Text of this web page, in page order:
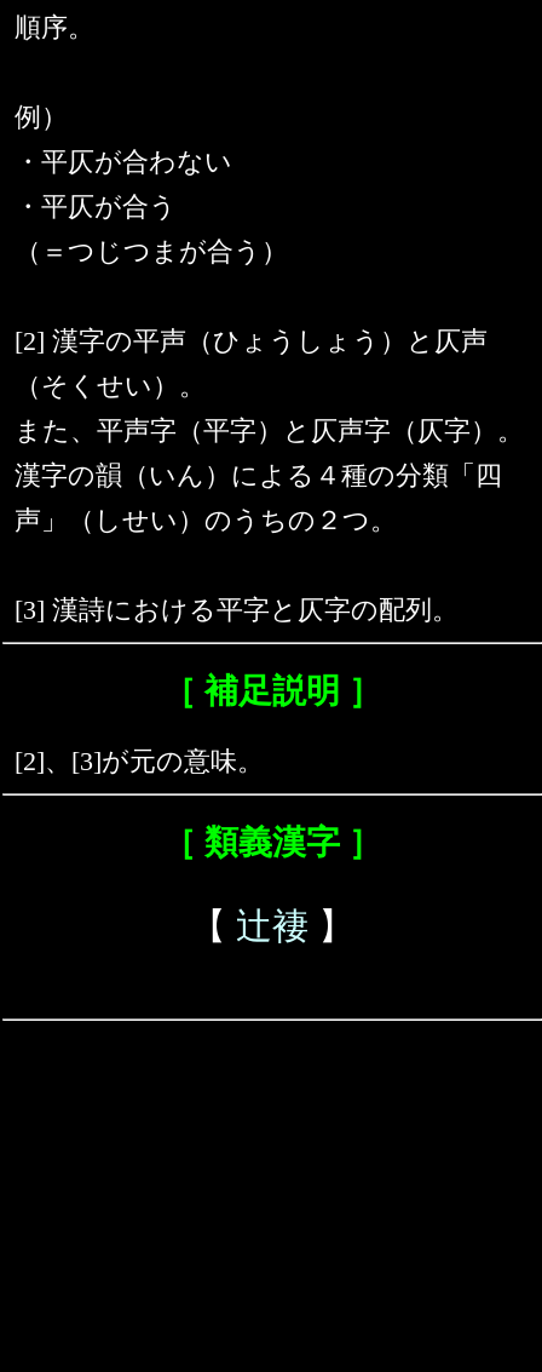
順序。
例）
・平仄が合わない
・平仄が合う
（＝つじつまが合う）
[2] 漢字の平声（ひょうしょう）と仄声
（そくせい）。
また、平声字（平字）と仄声字（仄字）。
漢字の韻（いん）による４種の分類「四
声」（しせい）のうちの２つ。
[3] 漢詩における平字と仄字の配列。
［ 補足説明 ］
[2]、[3]が元の意味。
［ 類義漢字 ］
【 辻褄 】